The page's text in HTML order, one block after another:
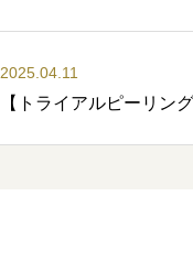
2025.04.11
【トライアルピーリン